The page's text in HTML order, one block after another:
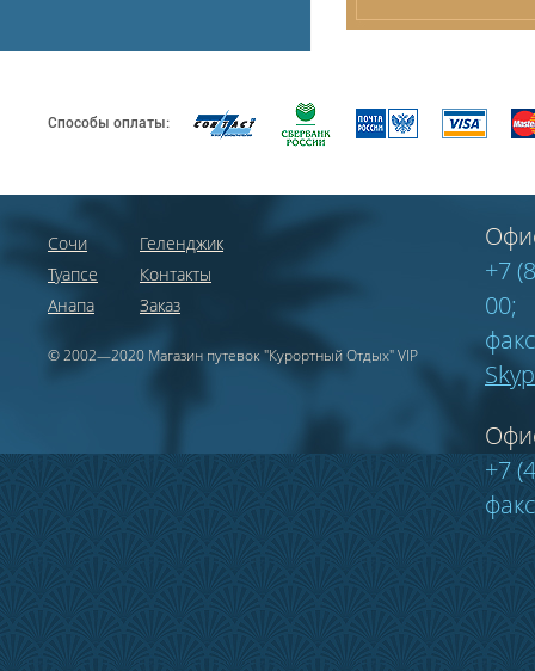
Способы оплаты:
Сочи
Туапсе
Анапа
Геленджик
Контакты
Заказ
© 2002—2020 Магазин путевок "Курортный Отдых" VIP
+7
00;
+7